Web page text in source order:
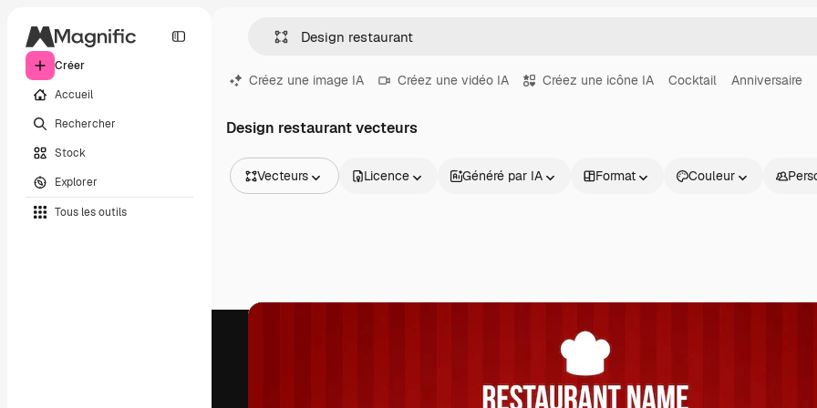
Créer
Accueil
Rechercher
Stock
Explorer
Tous les outils
Créez une image IA Créez une vidéo IA Créez une icône IA Cocktail Anniversaire
Design restaurant vecteurs
Vecteurs
Vidéos
Licence Généré par IA Format Couleur
Produits